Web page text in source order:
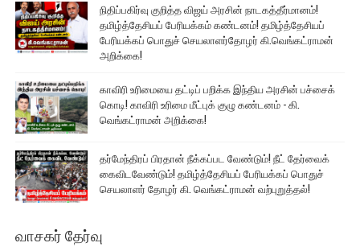
நிதிப்பகிர்வு குறித்த விஜய் அரசின் நாடகத்தீர்மானம்!
தமிழ்த்தேசியப் பேரியக்கம் கண்டனம்! தமிழ்த்தேசியப்
பேரியக்கப் பொதுச் செயலாளர்தோழர் கி.வெங்கட்ராமன்
அறிக்கை!
காவிரி உரிமையை தட்டிப் பறிக்க இந்திய அரசின் பச்சைக்
கொடி! காவிரி உரிமை மீட்புக் குழு கண்டனம் - கி.
வெங்கட்ராமன் அறிக்கை!
தர்மேந்திரப் பிரதான் நீக்கப்பட வேண்டும்! நீட் தேர்வைக்
கைவிடவேண்டும்! தமிழ்த்தேசியப் பேரியக்கப் பொதுச்
செயலாளர் தோழர் கி. வெங்கட்ராமன் வற்புறுத்தல்!
வாசகர் தேர்வு